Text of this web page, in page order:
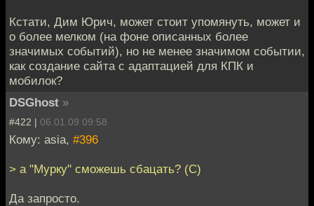
Кстати, Дим Юрич, может стоит упомянуть, может и
о более мелком (на фоне описанных более
значимых событий), но не менее значимом событии,
как создание сайта с адаптацией для КПК и
мобилок?
DSGhost »
#422 | 06.01.09 09:58
Кому: asia, #396
> а "Мурку" сможешь сбацать? (С)
Да запросто.